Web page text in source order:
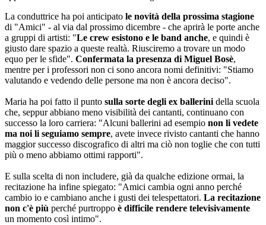
La conduttrice ha poi anticipato le novità della prossima stagione
di "Amici" - al via dal prossimo dicembre - che aprirà le porte anche
a gruppi di artisti: "Le crew esistono e le band anche, e quindi è
giusto dare spazio a queste realtà. Riusciremo a trovare un modo
equo per le sfide". Confermata la presenza di Miguel Bosè,
mentre per i professori non ci sono ancora nomi definitivi: "Stiamo
valutando e vedendo delle persone ma non è ancora deciso".
Maria ha poi fatto il punto sulla sorte degli ex ballerini della scuola
che, seppur abbiano meno visibilità dei cantanti, continuano con
successo la loro carriera: "Alcuni ballerini ad esempio non li vedete
ma noi li seguiamo sempre, avete invece rivisto cantanti che hanno
maggior successo discografico di altri ma ciò non toglie che con tutti
più o meno abbiamo ottimi rapporti".
E sulla scelta di non includere, già da qualche edizione ormai, la
recitazione ha infine spiegato: "Amici cambia ogni anno perché
cambio io e cambiano anche i gusti dei telespettatori. La recitazione
non c'è più perché purtroppo è difficile rendere televisivamente
un momento così intimo".